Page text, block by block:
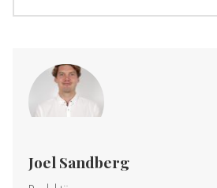
Joel Sandberg